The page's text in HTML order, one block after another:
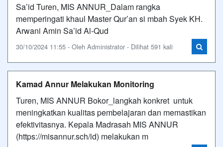
Sa’id Turen, MIS ANNUR_Dalam rangka
memperingati khaul Master Qur’an si mbah Syek KH.
Arwani Amin Sa’id Al-Qud
30/10/2024 11:55 - Oleh Administrator - Dilihat 591 kali
Kamad Annur Melakukan Monitoring
Turen, MIS ANNUR Bokor_langkah konkret untuk
meningkatkan kualitas pembelajaran dan memastikan
efektivitasnya. Kepala Madrasah MIS ANNUR
(https://misannur.sch/id) melakukan m